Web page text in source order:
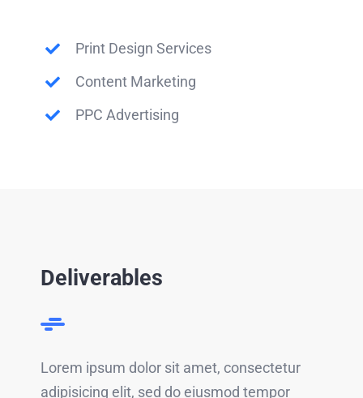
Print Design Services
Content Marketing
PPC Advertising
Deliverables
Lorem ipsum dolor sit amet, consectetur
adipisicing elit, sed do eiusmod tempor